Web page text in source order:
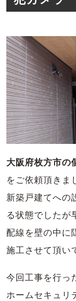
大阪府枚方市の
をご依頼頂きま
新築戸建てへの
る状態でしたが
配線を壁の中に
施工させて頂い
今回工事を行っ
ホームセキュリ